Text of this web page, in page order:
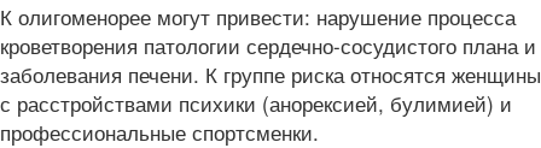
К олигоменорее могут привести: нарушение процесса
кроветворения патологии сердечно-сосудистого плана и
заболевания печени. К группе риска относятся женщины
с расстройствами психики (анорексией, булимией) и
профессиональные спортсменки.